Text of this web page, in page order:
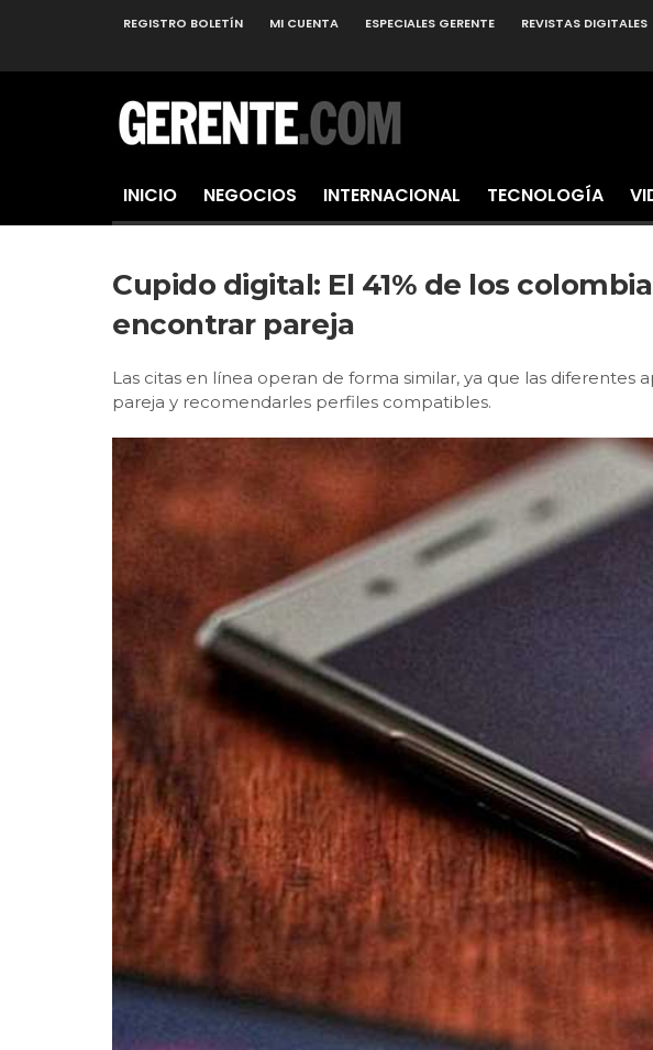
REGISTRO BOLETÍN MI CUENTA ESPECIALES GERENTE REVISTAS DIGITALES
INICIO NEGOCIOS INTERNACIONAL TECNOLOGÍA
Cupido digital: El 41% de los
encontrar pareja
Las citas en línea operan de forma similar, ya que las
pareja y recomendarles perfiles compatibles.